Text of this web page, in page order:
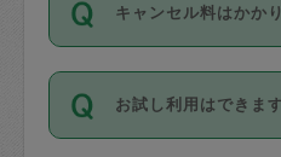
日本語も話せる方
ールに記載してい
現場トライアルを
ジさんが活動され
※テストセンターの
です。作業中に物
をさせたりした場
す。
以降）の日時から
す。
タスカジさんへ「
可能です。
キャンセル料はかか
キャンセル料には
す。
お試し利用はできま